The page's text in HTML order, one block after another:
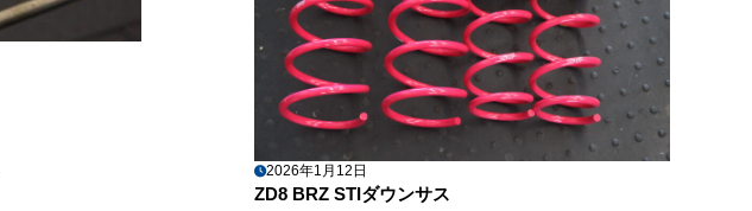
2026年1月12日
ZD8 BRZ STIダウンサス